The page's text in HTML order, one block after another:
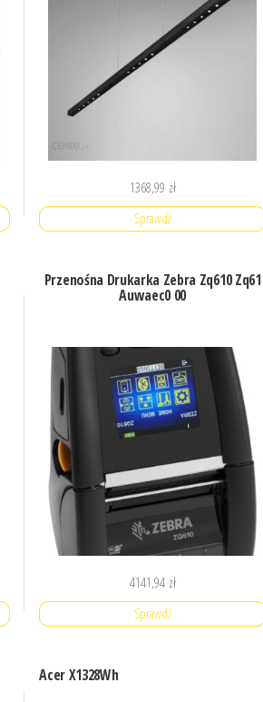
1368,99 zł
Sprawdź
Przenośna Drukarka Zebra Zq610 Zq61
Auwaec0 00
4141,94 zł
Sprawdź
Acer X1328Wh